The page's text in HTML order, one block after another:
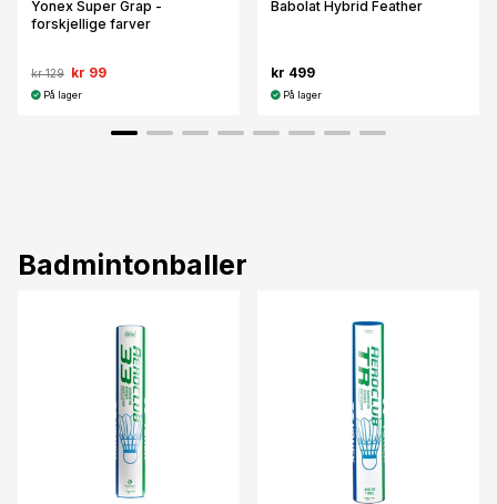
Yonex Super Grap -
forskjellige farver
kr 129 kr 99
På lager
Babolat Hybrid Feather
kr 499
På lager
Badmintonballer